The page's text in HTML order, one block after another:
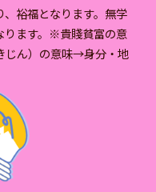
裕福となります。無学
ります。※貴賤貧富の意
ん）の意味→身分・地